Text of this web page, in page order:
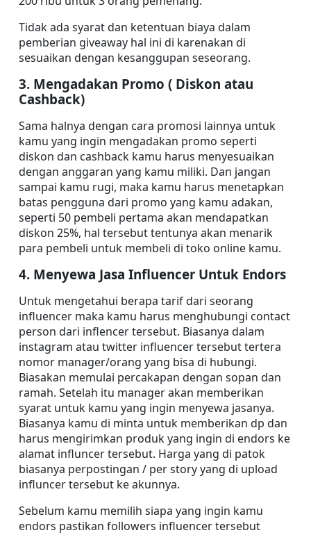
Tidak ada syarat dan ketentuan biaya dalam
pemberian giveaway hal ini di karenakan di
sesuaikan dengan kesanggupan seseorang.
3. Mengadakan Promo ( Diskon atau
Cashback)
Sama halnya dengan cara promosi lainnya untuk
kamu yang ingin mengadakan promo seperti
diskon dan cashback kamu harus menyesuaikan
dengan anggaran yang kamu miliki. Dan jangan
sampai kamu rugi, maka kamu harus menetapkan
batas pengguna dari promo yang kamu adakan,
seperti 50 pembeli pertama akan mendapatkan
diskon 25%, hal tersebut tentunya akan menarik
para pembeli untuk membeli di toko online kamu.
4. Menyewa Jasa Influencer Untuk Endors
Untuk mengetahui berapa tarif dari seorang
influencer maka kamu harus menghubungi contact
person dari inflencer tersebut. Biasanya dalam
instagram atau twitter influencer tersebut tertera
nomor manager/orang yang bisa di hubungi.
Biasakan memulai percakapan dengan sopan dan
ramah. Setelah itu manager akan memberikan
syarat untuk kamu yang ingin menyewa jasanya.
Biasanya kamu di minta untuk memberikan dp dan
harus mengirimkan produk yang ingin di endors ke
alamat influncer tersebut. Harga yang di patok
biasanya perpostingan / per story yang di upload
influncer tersebut ke akunnya.
Sebelum kamu memilih siapa yang ingin kamu
endors pastikan followers influencer tersebut